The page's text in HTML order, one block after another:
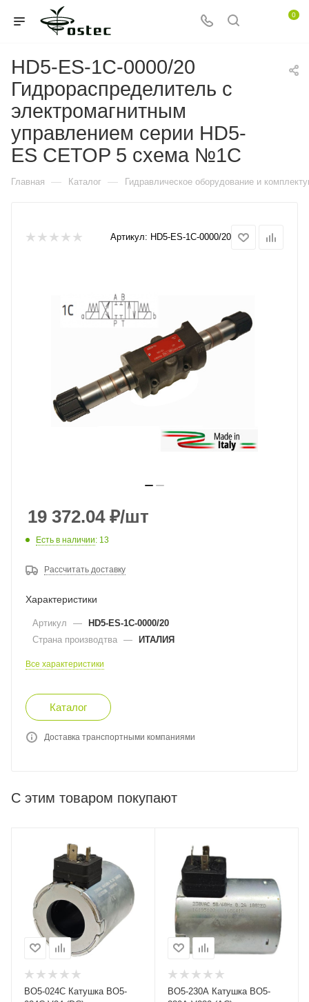
0
HD5-ES-1C-0000/20
Гидрораспределитель с
электромагнитным
управлением серии HD5-
ES CETOP 5 схема №1С
Главная — Каталог — Гидравлическое оборудование и
Артикул: HD5-ES-1C-0000/20
19 372.04₽/шт
Есть в наличии: 13
Рассчитать доставку
Характеристики
Артикул — HD5-ES-1C-0000/20
Страна производтва — ИТАЛИЯ
Все характеристики
Каталог
Доставка транспортными компаниями
С этим товаром покупают
BO5-024C Катушка BO5-
BO5-230A Катушка BO5-